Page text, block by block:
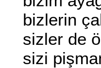
bizlerin
sizler de
sizi